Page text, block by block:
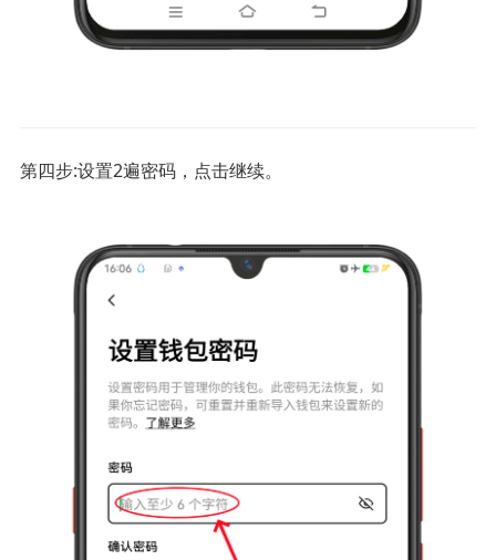
第四步:设置2遍密码，点击继续。